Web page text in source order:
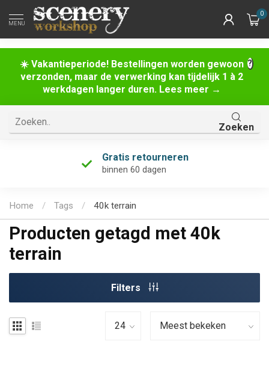
☀️ Vakantieperiode! Bestellingen worden gewoon
verzonden, maar de verwerking kan tijdelijk 1 à 2
werkdagen langer duren. Lees meer →
MENU
0
Zoeken
Gratis retourneren
binnen 60 dagen
Home / Tags / 40k terrain
Producten getagd met 40k
terrain
Filters